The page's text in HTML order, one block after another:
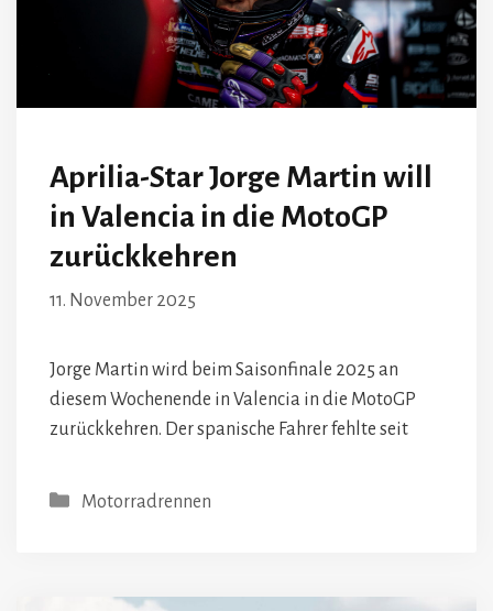
Aprilia-Star Jorge Martin will
in Valencia in die MotoGP
zurückkehren
11. November 2025
Jorge Martin wird beim Saisonfinale 2025 an
diesem Wochenende in Valencia in die MotoGP
zurückkehren. Der spanische Fahrer fehlte seit
Kategorien
Motorradrennen